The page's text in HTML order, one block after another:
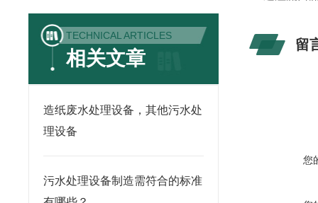
TECHNICAL ARTICLES
相关文章
造纸废水处理设备，其他污水处
理设备
污水处理设备制造需符合的标准
留
您